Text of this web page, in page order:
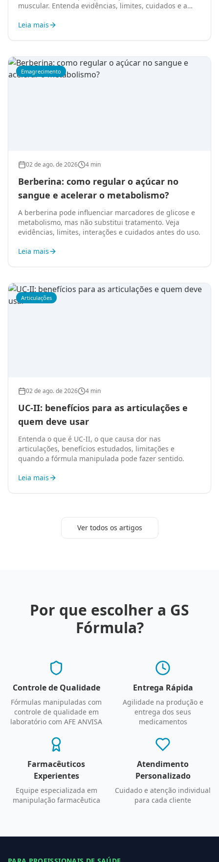
muscular. Entenda evidências, limites, cuidados e a
Leia mais
Emagrecimento
02 de ago. de 2026 4 min
Berberina: como regular o açúcar no
sangue e acelerar o metabolismo?
A berberina pode influenciar marcadores de glicose e
metabolismo, mas não substitui tratamento. Veja
evidências, limites, interações e cuidados antes do uso.
Leia mais
Articulações
02 de ago. de 2026 4 min
UC-II: benefícios para as articulações e
quem deve usar
Entenda o que é UC-II, o que causa dor nas
articulações, benefícios estudados, limitações e
quando a fórmula manipulada pode fazer sentido.
Leia mais
Ver todos os artigos
Por que escolher a GS
Fórmula?
Controle de Qualidade
Fórmulas manipuladas com
controle de qualidade em
laboratório com AFE ANVISA
Entrega Rápida
Agilidade na produção e
entrega dos seus
medicamentos
Farmacêuticos
Experientes
Equipe especializada em
manipulação farmacêutica
Atendimento
Personalizado
Cuidado e atenção individual
para cada cliente